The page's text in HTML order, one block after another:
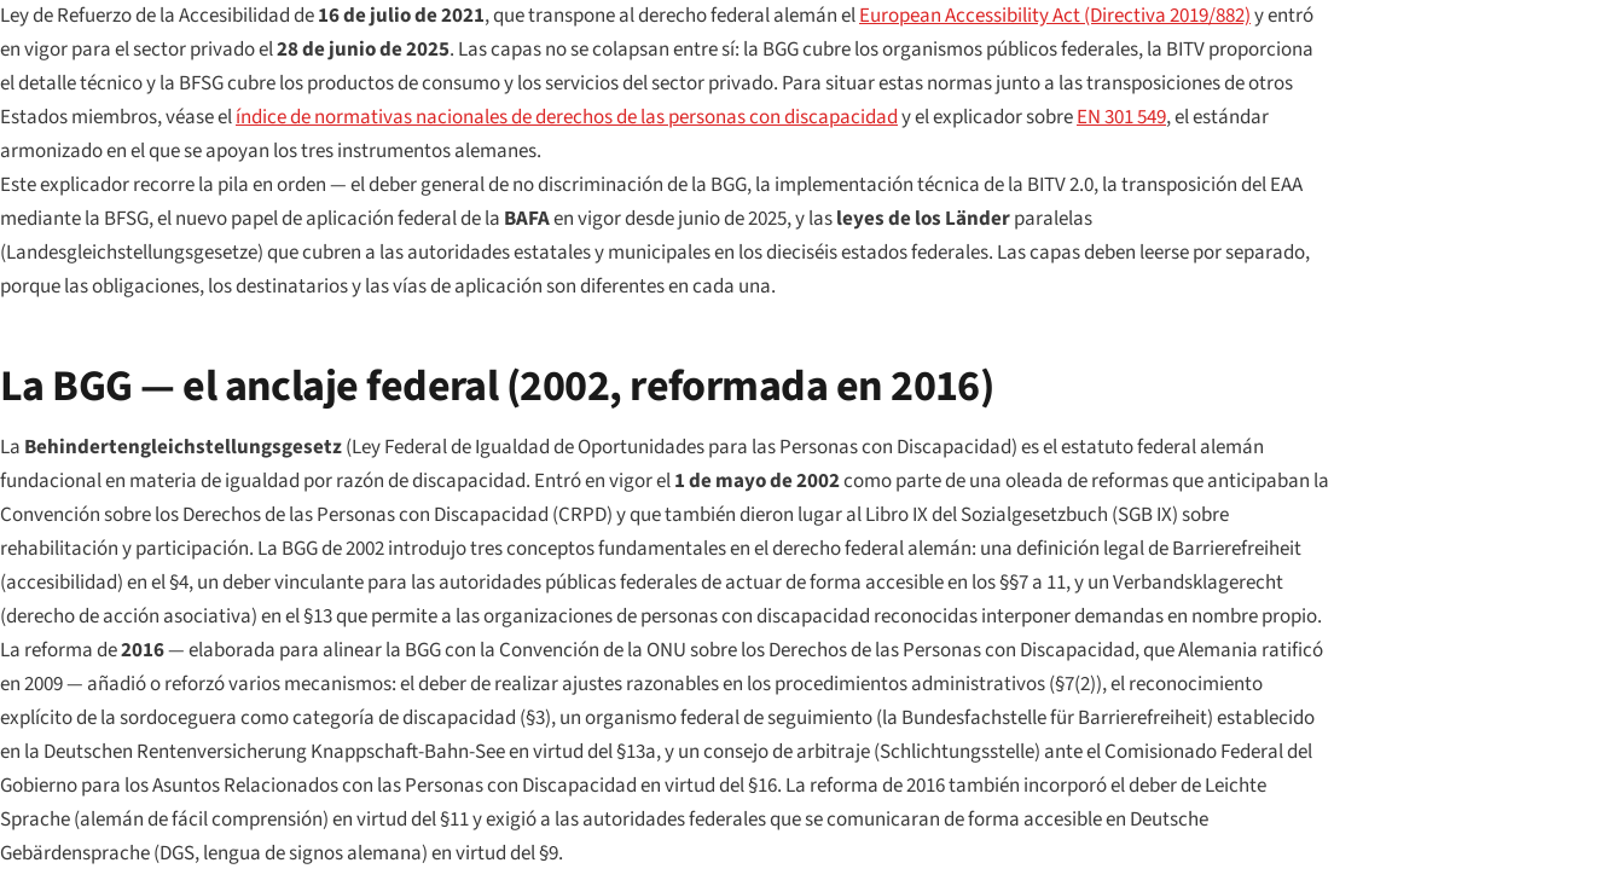
Ley de Refuerzo de la Accesibilidad de16 de julio de 2021, que transpone al derecho federal alemán elEuropean Accessibility Act (Directiva 2019/882)y entró
en vigor para el sector privado el28 de junio de 2025. Las capas no se colapsan entre sí: la BGG cubre los organismos públicos federales, la BITV proporciona
el detalle técnico y la BFSG cubre los productos de consumo y los servicios del sector privado. Para situar estas normas junto a las transposiciones de otros
Estados miembros, véase elíndice de normativas nacionales de derechos de las personas con discapacidady el explicador sobreEN 301 549, el estándar
armonizado en el que se apoyan los tres instrumentos alemanes.
Este explicador recorre la pila en orden — el deber general de no discriminación de la BGG, la implementación técnica de la BITV 2.0, la transposición del EAA
mediante la BFSG, el nuevo papel de aplicación federal de la BAFAen vigor desde junio de 2025, y lasleyes de los Länderparalelas
(Landesgleichstellungsgesetze) que cubren a las autoridades estatales y municipales en los dieciséis estados federales. Las capas deben leerse por separado,
porque las obligaciones, los destinatarios y las vías de aplicación son diferentes en cada una.
La BGG — el anclaje federal (2002, reformada en 2016)
La Behindertengleichstellungsgesetz(Ley Federal de Igualdad de Oportunidades para las Personas con Discapacidad) es el estatuto federal alemán
fundacional en materia de igualdad por razón de discapacidad. Entró en vigor el1 de mayo de 2002como parte de una oleada de reformas que anticipaban la
Convención sobre los Derechos de las Personas con Discapacidad (CRPD) y que también dieron lugar al Libro IX delSozialgesetzbuch (SGB IX) sobre
rehabilitación y participación. La BGG de 2002 introdujo tres conceptos fundamentales en el derecho federal alemán: una definición legal deBarrierefreiheit
(accesibilidad) en el §4, un deber vinculante para las autoridades públicas federales de actuar de forma accesible en los §§7 a 11, y unVerbandsklagerecht
(derecho de acción asociativa) en el §13 que permite a las organizaciones de personas con discapacidad reconocidas interponer demandas en nombre propio.
La reforma de2016— elaborada para alinear la BGG con la Convención de la ONU sobre los Derechos de las Personas con Discapacidad, que Alemania ratificó
en 2009 — añadió o reforzó varios mecanismos: el deber de realizar ajustes razonables en los procedimientos administrativos (§7(2)), el reconocimiento
explícito de la sordoceguera como categoría de discapacidad (§3), un organismo federal de seguimiento (la Bundesfachstelle für Barrierefreiheit) establecido
en la Deutschen Rentenversicherung Knappschaft-Bahn-Seeen virtud del §13a, y un consejo de arbitraje (Schlichtungsstelle) ante el Comisionado Federal del
Gobierno para los Asuntos Relacionados con las Personas con Discapacidad en virtud del §16. La reforma de 2016 también incorporó el deber deLeichte
Sprache(alemán de fácil comprensión) en virtud del §11 y exigió a las autoridades federales que se comunicaran de forma accesible en Deutsche
Gebärdensprache(DGS, lengua de signos alemana) en virtud del §9.